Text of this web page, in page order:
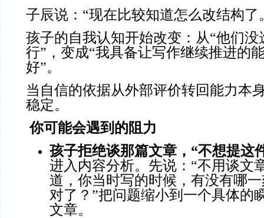
子辰说：“现在比较知道怎么改结构了
孩子的自我认知开始改变：从“他们
行”，变成“我具备让写作继续推进的
好”。
当自信的依据从外部评价转回能力本
稳定。
你可能会遇到的阻力
孩子拒绝谈那篇文章， “不想提这
进入内容分析。先说：“不用谈文
道，你当时写的时候，有没有哪
对了？”把问题缩小到一个具体的
文章。